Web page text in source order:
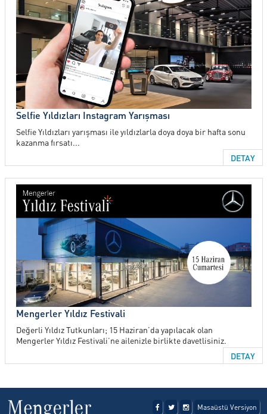
Selfie Yıldızları Instagram Yarışması
Selfie Yıldızları yarışması ile yıldızlarla doya doya bir hafta sonu
kazanma fırsatı...
DETAY
Mengerler Yıldız Festivali
Değerli Yıldız Tutkunları; 15 Haziran’da yapılacak olan
Mengerler Yıldız Festivali’ne ailenizle birlikte davetlisiniz.
DETAY
Masaüstü Versiyon